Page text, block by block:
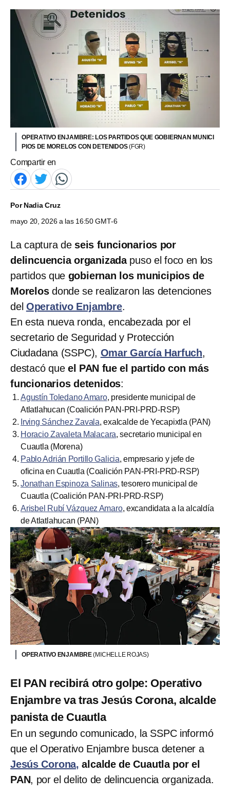
OPERATIVO ENJAMBRE: LOS PARTIDOS QUE GOBIERNAN MUNICI
PIOS DE MORELOS CON DETENIDOS(FGR)
Compartir en
PorNadia Cruz
mayo 20, 2026 a las 16:50 GMT-6
La captura de seis funcionarios por
delincuencia organizadapuso el foco en los
partidos que gobiernan los municipios de
Morelosdonde se realizaron las detenciones
del Operativo Enjambre.
En esta nueva ronda, encabezada por el
secretario de Seguridad y Protección
Ciudadana (SSPC), Omar García Harfuch,
destacó que el PAN fue el partido con más
funcionarios detenidos:
Agustín Toledano Amaro, presidente municipal de
Atlatlahucan (Coalición PAN-PRI-PRD-RSP)
Irving Sánchez Zavala, exalcalde de Yecapixtla (PAN)
Horacio Zavaleta Malacara, secretario municipal en
Cuautla (Morena)
Pablo Adrián Portillo Galicia, empresario y jefe de
oficina en Cuautla (Coalición PAN-PRI-PRD-RSP)
Jonathan Espinoza Salinas, tesorero municipal de
Cuautla (Coalición PAN-PRI-PRD-RSP)
Arisbel Rubí Vázquez Amaro, excandidata a la alcaldía
de Atlatlahucan (PAN)
OPERATIVO ENJAMBRE(MICHELLE ROJAS)
El PAN recibirá otro golpe: Operativo
Enjambre va tras Jesús Corona, alcalde
panista de Cuautla
En un segundo comunicado, la SSPC informó
que el Operativo Enjambre busca detener a
Jesús Corona, alcalde de Cuautla por el
PAN, por el delito de delincuencia organizada.